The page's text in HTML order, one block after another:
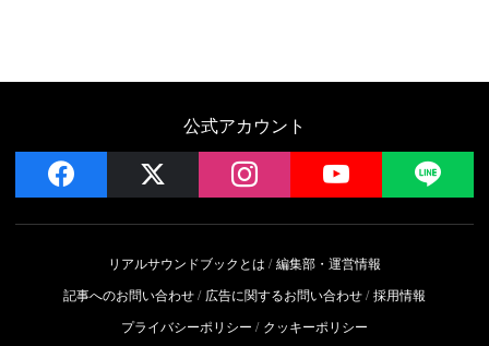
公式アカウント
facebook instagram YouTube
リアルサウンドブックとは
編集部・運営情報
記事へのお問い合わせ
広告に関するお問い合わせ 採用情報
プライバシーポリシー
クッキーポリシー